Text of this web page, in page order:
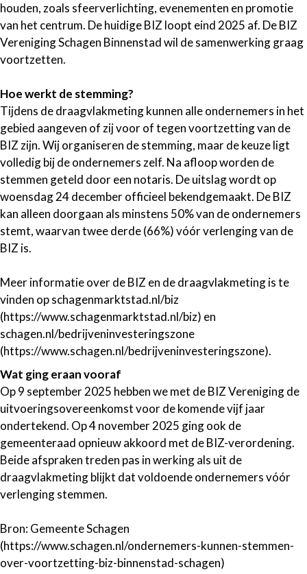
houden, zoals sfeerverlichting, evenementen en promotie
van het centrum. De huidige BIZ loopt eind 2025 af. De BIZ
Vereniging Schagen Binnenstad wil de samenwerking graag
voortzetten.
Hoe werkt de stemming?
Tijdens de draagvlakmeting kunnen alle ondernemers in het
gebied aangeven of zij voor of tegen voortzetting van de
BIZ zijn. Wij organiseren de stemming, maar de keuze ligt
volledig bij de ondernemers zelf. Na afloop worden de
stemmen geteld door een notaris. De uitslag wordt op
woensdag 24 december officieel bekendgemaakt. De BIZ
kan alleen doorgaan als minstens 50% van de ondernemers
stemt, waarvan twee derde (66%) vóór verlenging van de
BIZ is.
Meer informatie over de BIZ en de draagvlakmeting is te
vinden op schagenmarktstad.nl/biz
(https://www.schagenmarktstad.nl/biz) en
schagen.nl/bedrijveninvesteringszone
(https://www.schagen.nl/bedrijveninvesteringszone).
Wat ging eraan vooraf
Op 9 september 2025 hebben we met de BIZ Vereniging de
uitvoeringsovereenkomst voor de komende vijf jaar
ondertekend. Op 4 november 2025 ging ook de
gemeenteraad opnieuw akkoord met de BIZ-verordening.
Beide afspraken treden pas in werking als uit de
draagvlakmeting blijkt dat voldoende ondernemers vóór
verlenging stemmen.
Bron: Gemeente Schagen
(https://www.schagen.nl/ondernemers-kunnen-stemmen-
over-voortzetting-biz-binnenstad-schagen)